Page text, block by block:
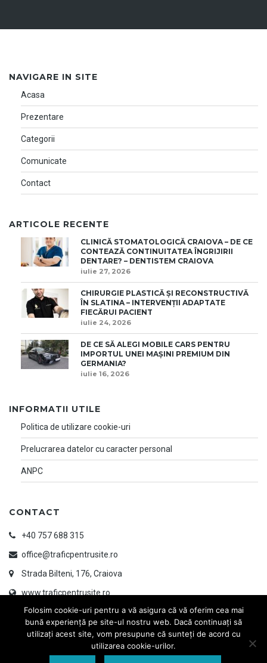
NAVIGARE IN SITE
Acasa
Prezentare
Categorii
Comunicate
Contact
ARTICOLE RECENTE
CLINICĂ STOMATOLOGICĂ CRAIOVA – DE CE
CONTEAZĂ CONTINUITATEA ÎNGRIJIRII
DENTARE? – DENTISTEM CRAIOVA
iulie 27, 2026
CHIRURGIE PLASTICĂ ȘI RECONSTRUCTIVĂ
ÎN SLATINA – INTERVENȚII ADAPTATE
FIECĂRUI PACIENT
iulie 24, 2026
DE CE SĂ ALEGI MOBILE CARS PENTRU
IMPORTUL UNEI MAȘINI PREMIUM DIN
GERMANIA?
iulie 16, 2026
INFORMATII UTILE
Politica de utilizare cookie-uri
Prelucrarea datelor cu caracter personal
ANPC
CONTACT
+40 757 688 315
office@traficpentrusite.ro
Strada Bilteni, 176, Craiova
www.traficpentrusite.ro
Folosim cookie-uri pentru a vă asigura că vă oferim cea mai
bună experiență pe site-ul nostru web. Dacă continuați să
utilizați acest site, vom presupune că sunteți de acord cu
utilizarea cookie-urilor.